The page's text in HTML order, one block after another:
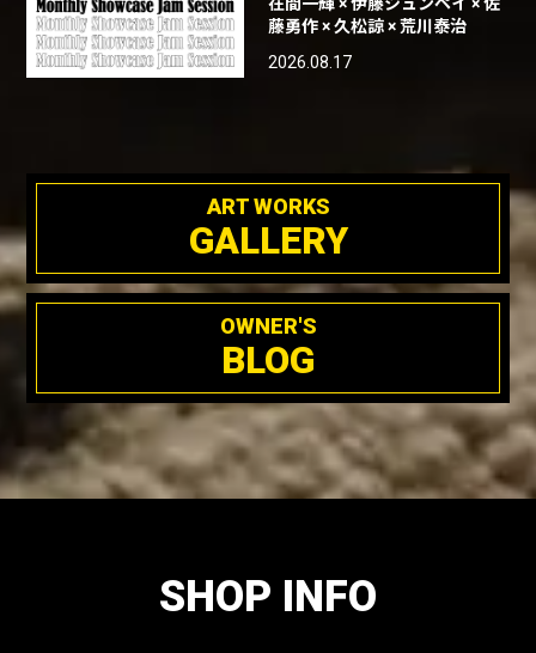
藤勇作 × 久松諒 × 荒川泰治
2026.08.17
ART WORKS
GALLERY
OWNER'S
BLOG
SHOP INFO